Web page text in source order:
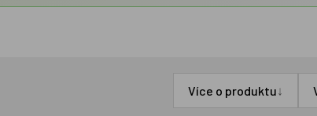
Více o produktu↓